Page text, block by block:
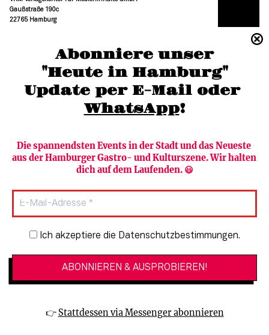
Abonniere unser
"Heute in Hamburg"
Update per E-Mail oder
WhatsApp!
Die spannendsten Events in der Stadt und das Neueste
aus der Hamburger Gastro- und Kulturszene. Wir halten
dich auf dem Laufenden. 😃
Newsletter-Anmeldung
Ich akzeptiere die Datenschutzbestimmungen.
👉 Stattdessen via Messenger abonnieren
Gaußstraße 190c
22765 Hamburg
moc.grubmah-enezs@ofni
Newsletter abonnieren
HAMBURG PUR
🔗 Kinoprogramm
Datenschutzbestimmungen